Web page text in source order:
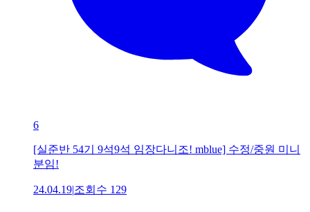
6
[실준반 54기 9석9석 임장다니조! mblue] 수정/중원 미니
분임!
24.04.19|조회수 129